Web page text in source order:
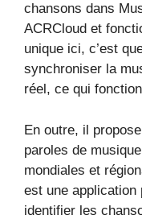
chansons dans
ACRCloud et
unique ici, c’est
synchroniser la
réel, ce qui
En outre, il
paroles de
mondiales et
est une application
identifier les